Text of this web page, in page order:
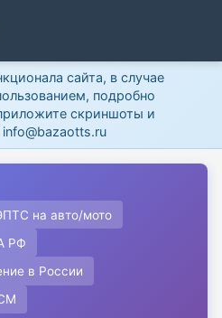
сайта, в случае
подробно
скриншоты и
info@bazaotts.ru
на авто/мото
РФ
в России